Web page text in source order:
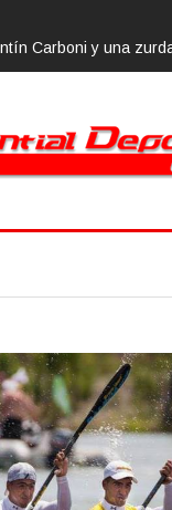
2018, 10 de noviembre